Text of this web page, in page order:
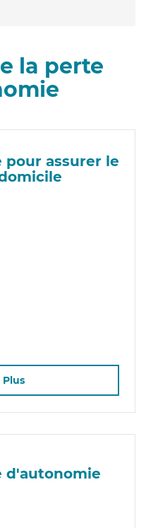
la perte
assurer le
Plus
d'autonomie